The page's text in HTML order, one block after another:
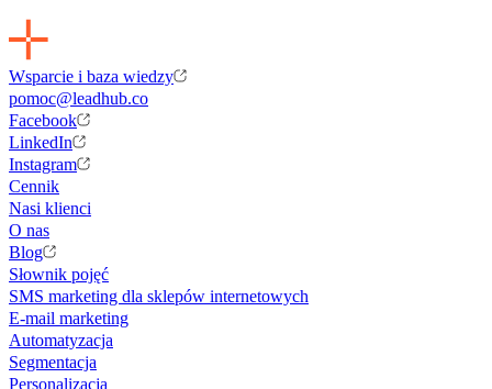
Wsparcie i baza wiedzy
pomoc@leadhub.co
Facebook
LinkedIn
Instagram
Cennik
Nasi klienci
O nas
Blog
Słownik pojęć
SMS marketing dla sklepów internetowych
E-mail marketing
Automatyzacja
Segmentacja
Personalizacja